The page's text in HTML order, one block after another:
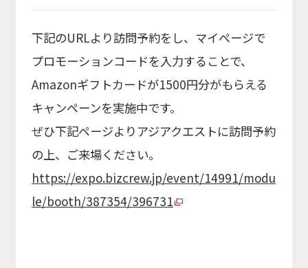
下記のURLより訪問予約をし、マイページで
プロモーションコードを入力することで、
Amazonギフトカードが1500円分がもらえる
キャンペーンを実施中です。
ぜひ下記ページよりアジアクエストに訪問予約
の上、ご来場ください。
https://expo.bizcrew.jp/event/14991/modu
le/booth/387354/396731